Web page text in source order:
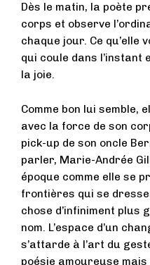
Dès le matin, la poète
corps et observe
chaque jour. Ce qu’elle
qui coule dans l’instant
la joie.
Comme bon lui
avec la force de son
pick-up de son oncle
parler, Marie-Andrée
époque comme elle se
frontières qui se
chose d’infiniment plus
nom. L’espace d’un
s’attarde à l’art du
poésie amoureuse